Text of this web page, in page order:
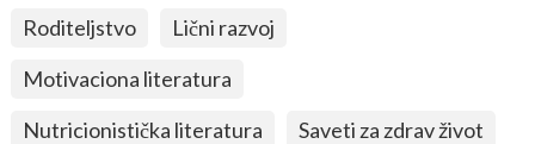
Roditeljstvo
Lični razvoj
Motivaciona literatura
Nutricionistička literatura
Saveti za zdrav život